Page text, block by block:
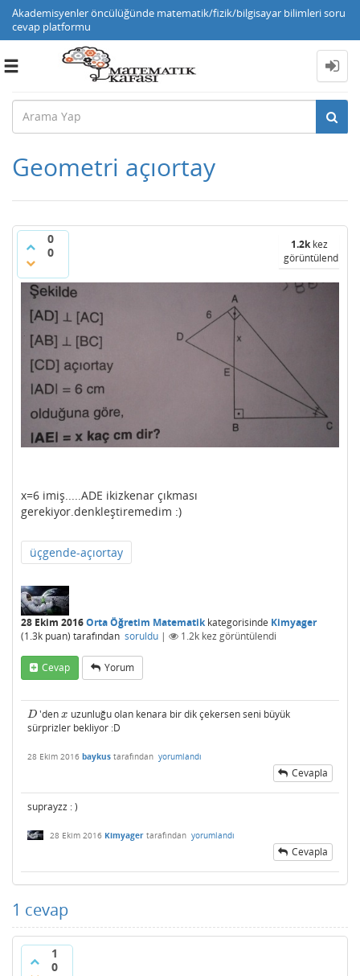
Akademisyenler öncülüğünde matematik/fizik/bilgisayar bilimleri soru
cevap platformu
Toggle
Geometri açıortay
0
0
1.2kkez
görüntülendi
x=6 imiş.....ADE ikizkenar çıkması
gerekiyor.denkleştiremedim :)
üçgende-açıortay
28 Ekim 2016Orta Öğretim Matematikkategorisinde Kimyager
(1.3k puan) tarafından soruldu | 1.2k kez görüntülendi
Cevap Yorum
D
D 'denx
x uzunluğu olan kenara bir dik çekersen seni büyük
sürprizler bekliyor :D
28 Ekim 2016 baykus tarafından yorumlandı
Cevapla
suprayzz : )
28 Ekim 2016 Kimyager tarafından yorumlandı
Cevapla
1 cevap
1
0